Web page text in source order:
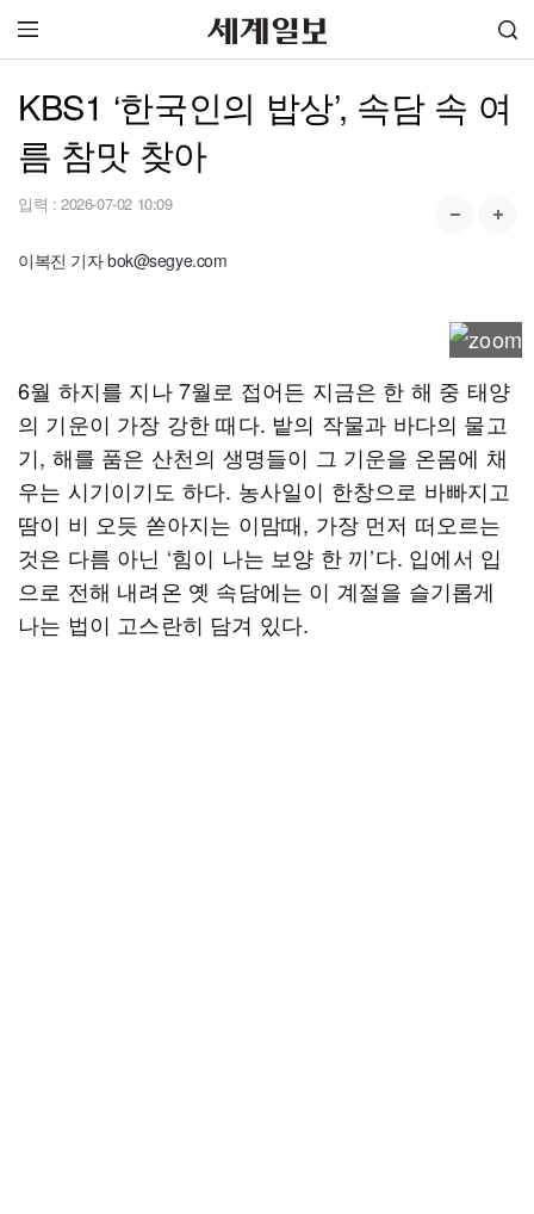
KBS1 ‘한국인의 밥상’, 속담 속 여
름 참맛 찾아
입력 : 2026-07-02 10:09
이복진 기자 bok@segye.com
6월 하지를 지나 7월로 접어든 지금은 한 해 중 태양
의 기운이 가장 강한 때다. 밭의 작물과 바다의 물고
기, 해를 품은 산천의 생명들이 그 기운을 온몸에 채
우는 시기이기도 하다. 농사일이 한창으로 바빠지고
땀이 비 오듯 쏟아지는 이맘때, 가장 먼저 떠오르는
것은 다름 아닌 ‘힘이 나는 보양 한 끼’다. 입에서 입
으로 전해 내려온 옛 속담에는 이 계절을 슬기롭게
나는 법이 고스란히 담겨 있다.